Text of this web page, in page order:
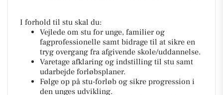
I forhold til stu skal du:
Vejlede om stu for unge, familier og
fagprofessionelle samt bidrage til at sikre en
tryg overgang fra afgivende skole/uddannelse.
Varetage afklaring og indstilling til stu samt
udarbejde forløbsplaner.
Følge op på stu-forløb og sikre progression i
den unges udvikling.